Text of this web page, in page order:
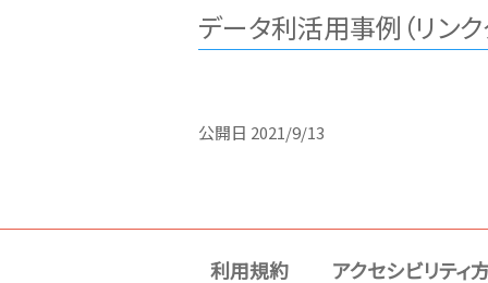
データ利活用事例（リン
公開日 2021/9/13
利用規約 アクセシビリティ